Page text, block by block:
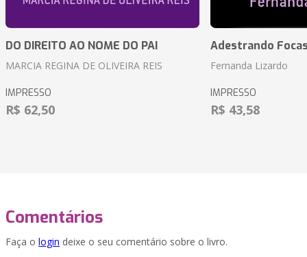
DO DIREITO AO NOME DO PAI
MARCIA REGINA DE OLIVEIRA REIS
IMPRESSO
R$ 62,50
Adestrando
Fernanda Lizardo
IMPRESSO
R$ 43,58
Comentários
Faça o login deixe o seu comentário sobre o livro.